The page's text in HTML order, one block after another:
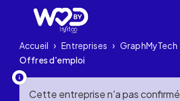
Accueil › Entreprises › GraphMyTech
Offres d'emploi
Cette entreprise n'a pas confirmé